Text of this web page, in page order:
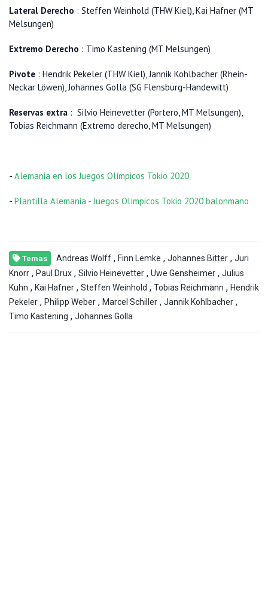
Lateral Derecho : Steffen Weinhold (THW Kiel), Kai Hafner (MT
Melsungen)
Extremo Derecho : Timo Kastening (MT Melsungen)
Pivote : Hendrik Pekeler (THW Kiel), Jannik Kohlbacher (Rhein-
Neckar Löwen), Johannes Golla (SG Flensburg-Handewitt)
Reservas extra : Silvio Heinevetter (Portero, MT Melsungen),
Tobias Reichmann (Extremo derecho, MT Melsungen)
- Alemania en los Juegos Olímpicos Tokio 2020
- Plantilla Alemania - Juegos Olímpicos Tokio 2020 balonmano
Temas Andreas Wolff , Finn Lemke , Johannes Bitter , Juri
Knorr , Paul Drux , Silvio Heinevetter , Uwe Gensheimer , Julius
Kuhn , Kai Hafner , Steffen Weinhold , Tobias Reichmann , Hendrik
Pekeler , Philipp Weber , Marcel Schiller , Jannik Kohlbacher ,
Timo Kastening , Johannes Golla